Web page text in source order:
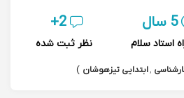
5 سال
استاد سلام
2+
نظر ثبت شده
,ابتدایی تیزهوشان )